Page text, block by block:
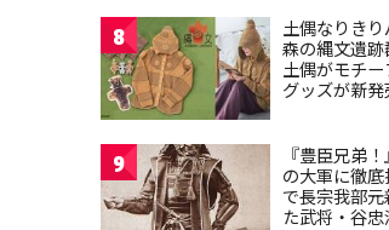
8
土偶なりき
森の縄文遺
土偶がモチ
グッズが新発
9
『豊臣兄弟
の大軍に徹
で長宗我部
た武将・谷